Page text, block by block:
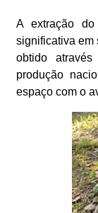
A extração do
significativa em
obtido
produção
espaço com o